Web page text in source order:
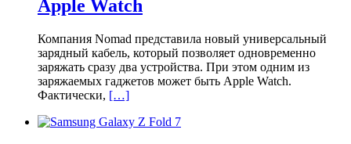
Apple Watch
Компания Nomad представила новый универсальный
зарядный кабель, который позволяет одновременно
заряжать сразу два устройства. При этом одним из
заряжаемых гаджетов может быть Apple Watch.
Фактически, […]